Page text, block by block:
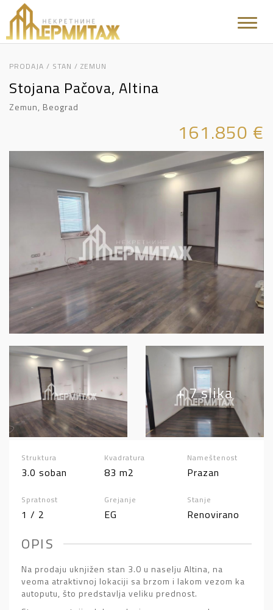
Toggle
PRODAJA / STAN / ZEMUN
Stojana Pačova, Altina
Zemun, Beograd
161.850 €
+ 7 slika
Struktura
3.0 soban
Kvadratura
83 m2
Nameštenost
Prazan
Spratnost
1 / 2
Grejanje
EG
Stanje
Renovirano
OPIS
Na prodaju uknjižen stan 3.0 u naselju Altina, na
veoma atraktivnoj lokaciji sa brzom i lakom vezom ka
autoputu, što predstavlja veliku prednost.